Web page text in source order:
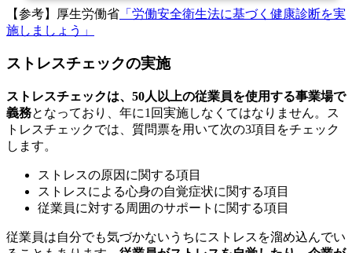
で異常の所見が認められたことをいいます。健康を害する可能性のあ
る疑わしい要因が認められたり、検査結果が基準値より超えていたり
する場合に医師が有所見と判断します。検査項目のなかで有所見率
【参考】厚生労働省 「労働安全衛生法に基づく健康診断を実
施しましょう」
ストレスチェックの実施
ストレスチェックは、50人以上の従業員を使用する事業場で
義務となっており、年に1回実施しなくてはなりません。ス
トレスチェックでは、質問票を用いて次の3項目をチェック
します。
ストレスの原因に関する項目
ストレスによる心身の自覚症状に関する項目
従業員に対する周囲のサポートに関する項目
従業員は自分でも気づかないうちにストレスを溜め込んでい